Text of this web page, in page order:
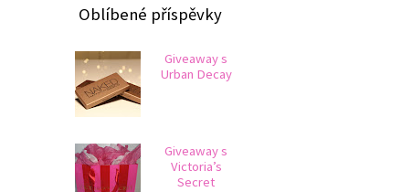
Oblíbené příspěvky
Giveaway s
Urban Decay
Giveaway s
Victoria’s
Secret